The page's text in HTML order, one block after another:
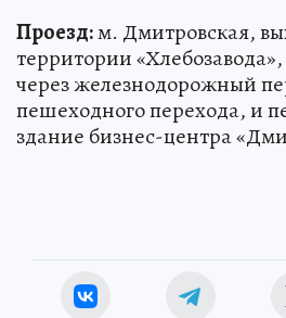
Проезд:м. Дмитровская,
территории
через железнодорожный
пешеходного перехода, и
здание бизнес-центра